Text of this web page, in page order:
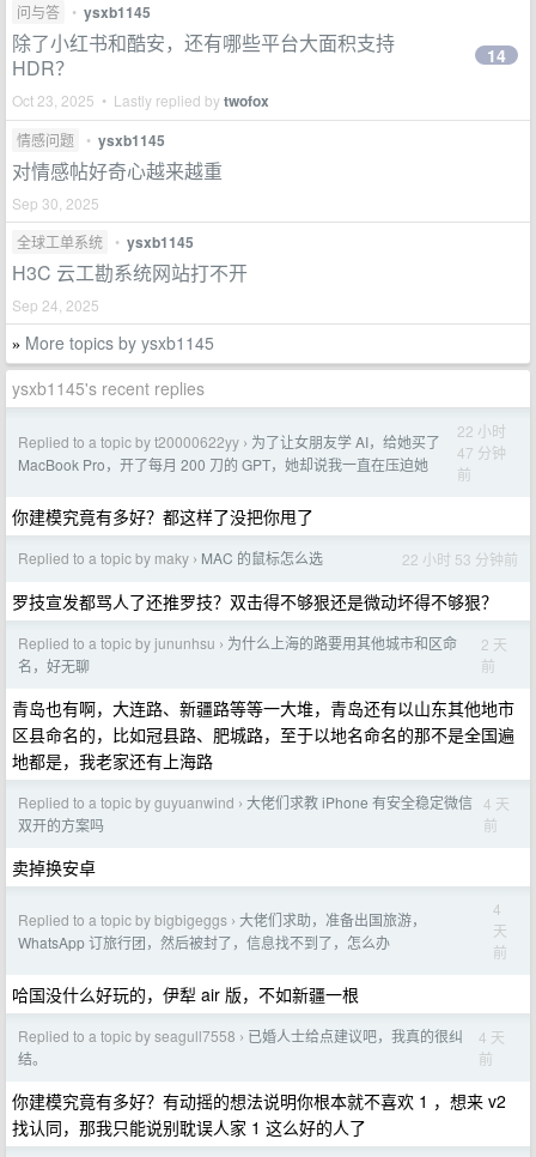
问与答 • ysxb1145
除了小红书和酷安，还有哪些平台大面积支持
HDR？
Oct 23, 2025 • Lastly replied bytwofox
14
情感问题 • ysxb1145
对情感帖好奇心越来越重
Sep 30, 2025
全球工单系统
• ysxb1145
H3C 云工勘系统网站打不开
Sep 24, 2025
» More topics by ysxb1145
ysxb1145's recent replies
Replied to a topic by t20000622yy › 为了让女朋友学 AI，给她买了
MacBook Pro，开了每月 200 刀的 GPT，她却说我一直在压迫她
22 小时
47 分钟
前
你建模究竟有多好？都这样了没把你甩了
Replied to a topic by maky › MAC 的鼠标怎么选 22 小时 53 分钟前
罗技宣发都骂人了还推罗技？双击得不够狠还是微动坏得不够狠？
Replied to a topic by jununhsu › 为什么上海的路要用其他城市和区命
名，好无聊
2 天
前
青岛也有啊，大连路、新疆路等等一大堆，青岛还有以山东其他地市
区县命名的，比如冠县路、肥城路，至于以地名命名的那不是全国遍
地都是，我老家还有上海路
Replied to a topic by guyuanwind › 大佬们求教 iPhone 有安全稳定微信
双开的方案吗
4 天
前
卖掉换安卓
Replied to a topic by bigbigeggs › 大佬们求助，准备出国旅游，
WhatsApp 订旅行团，然后被封了，信息找不到了，怎么办
4
天
前
哈国没什么好玩的，伊犁 air 版，不如新疆一根
Replied to a topic by seagull7558 › 已婚人士给点建议吧，我真的很纠
结。
4 天
前
你建模究竟有多好？有动摇的想法说明你根本就不喜欢 1 ，想来 v2
找认同，那我只能说别耽误人家 1 这么好的人了